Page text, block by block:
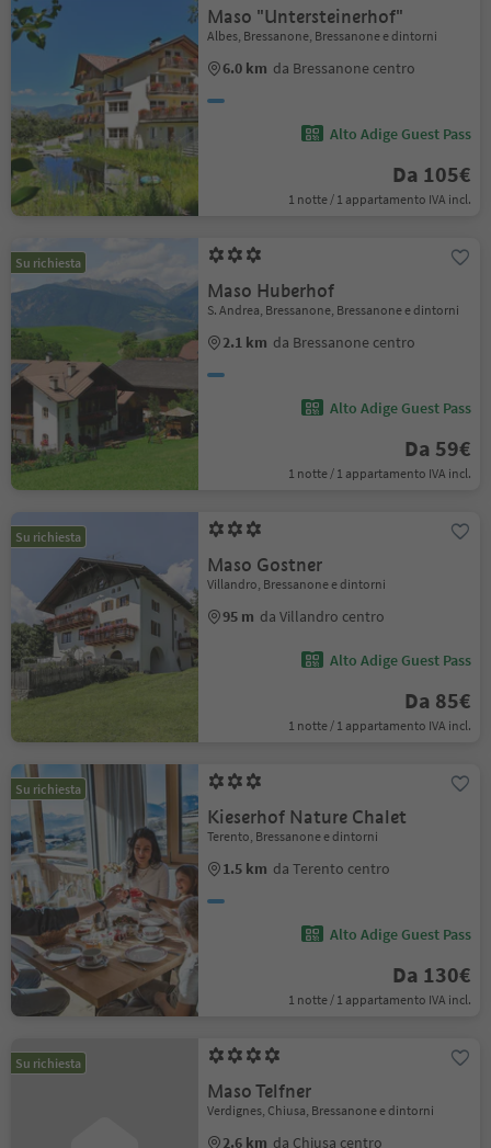
Maso "Untersteinerhof"
Albes, Bressanone, Bressanone e dintorni
6.0 km da Bressanone centro
Alto Adige Guest Pass
Da 105€
1 notte / 1 appartamento IVA incl.
Su richiesta
Maso Huberhof
S. Andrea, Bressanone, Bressanone e dintorni
2.1 km da Bressanone centro
Alto Adige Guest Pass
Da 59€
1 notte / 1 appartamento IVA incl.
Su richiesta
Maso Gostner
Villandro, Bressanone e dintorni
95 m da Villandro centro
Alto Adige Guest Pass
Da 85€
1 notte / 1 appartamento IVA incl.
Su richiesta
Kieserhof Nature Chalet
Terento, Bressanone e dintorni
1.5 km da Terento centro
Alto Adige Guest Pass
Da 130€
1 notte / 1 appartamento IVA incl.
Su richiesta
Maso Telfner
Verdignes, Chiusa, Bressanone e dintorni
2.6 km da Chiusa centro